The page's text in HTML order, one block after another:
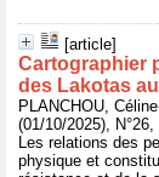
[article]
Cartographier
des Lakotas
PLANCHOU,
(01/10/2025), N°26,
Les relations des
physique et